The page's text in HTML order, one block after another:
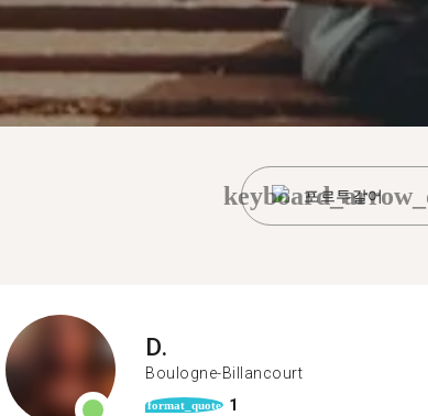
포르투갈어
D.
Boulogne-Billancourt
format_quote 1